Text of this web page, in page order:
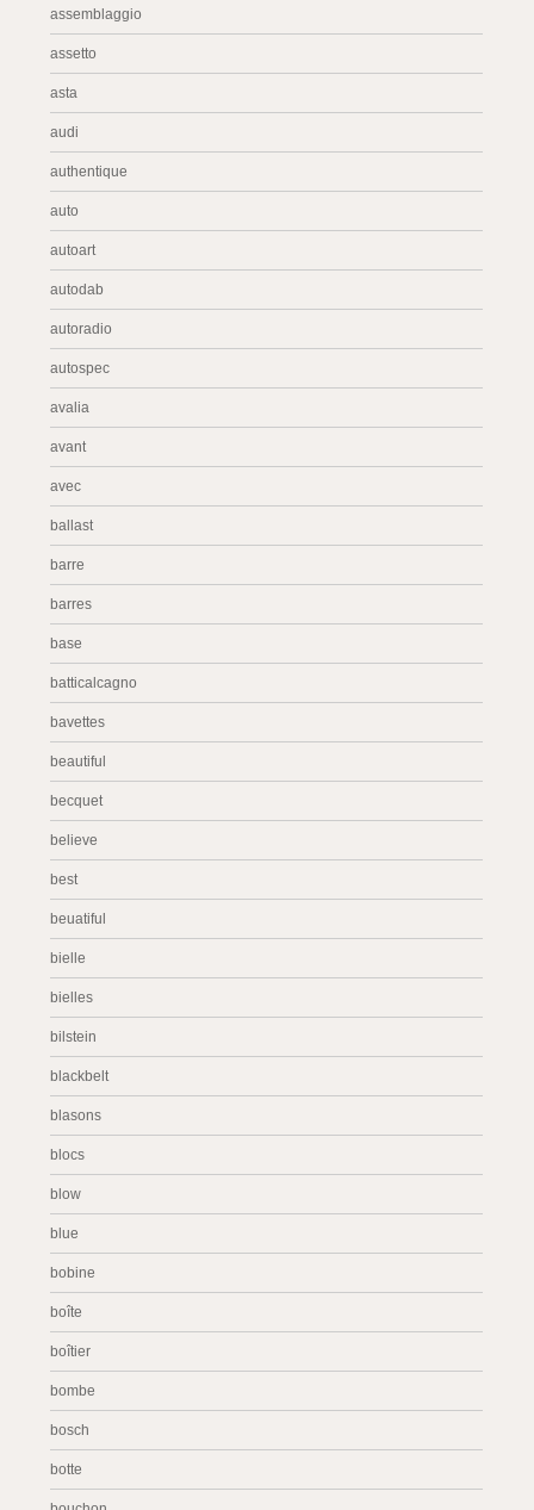
assemblaggio
assetto
asta
audi
authentique
auto
autoart
autodab
autoradio
autospec
avalia
avant
avec
ballast
barre
barres
base
batticalcagno
bavettes
beautiful
becquet
believe
best
beuatiful
bielle
bielles
bilstein
blackbelt
blasons
blocs
blow
blue
bobine
boîte
boîtier
bombe
bosch
botte